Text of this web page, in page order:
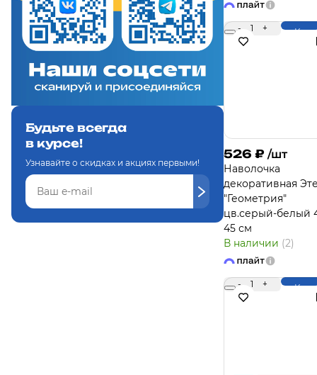
Будьте всегда
в курсе!
Узнавайте о скидках и акциях первыми!
- 1 +
526 ₽ /шт
Наволочка
декоративная
"Геометрия"
цв.серый-белый
45 см
В наличии (2)
- 1 +